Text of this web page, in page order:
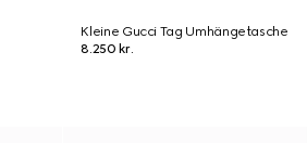
Kleine Gucci Tag Umhängetasche
8.250 kr.